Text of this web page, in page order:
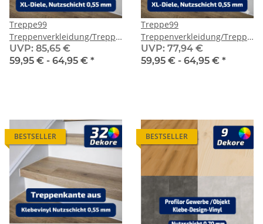
Treppe99
Treppenverkleidung/Treppenstufen
aus Klebevinyl Nutzschicht
0,55 mm
UVP: 85,65 €
59,95 € - 64,95 € *
Treppe99
Treppenverkleidung/
Profilor Zentrum aus
Klebevinyl Nutzschicht 0,55
UVP: 77,94 €
59,95 € - 64,95 € *
BESTSELLER BESTSELLER